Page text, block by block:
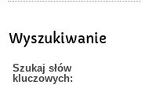
Wyszukiwanie
Szukaj słów
kluczowych: